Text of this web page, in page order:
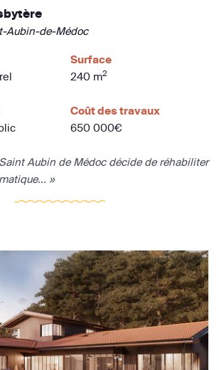
Aubin-de-Médoc
Surface
240 m2
Coût des travaux
650 000€
Aubin de Médoc décide de réhabiliter
»